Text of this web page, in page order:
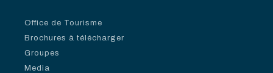
Office de Tourisme
Brochures à télécharger
Groupes
Media